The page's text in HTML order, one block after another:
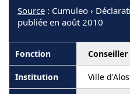
Source : Cumuleo ›
publiée en août 2010
Ville